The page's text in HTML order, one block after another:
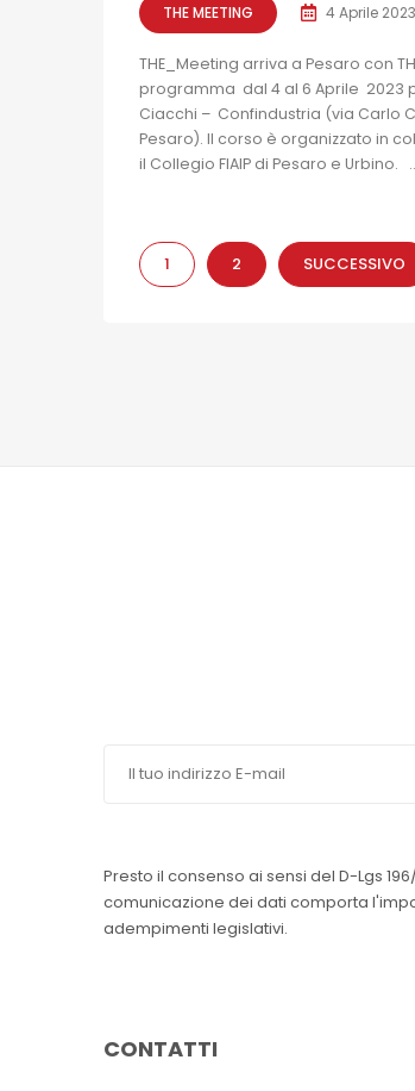
THE MEETING 4 Aprile 2023
THE_Meeting arriva a Pesaro con
programma dal 4 al 6 Aprile 2023
Ciacchi – Confindustria (via Carlo
Pesaro). Il corso è organizzato in
il Collegio FIAIP di Pesaro e Urbino.
1 2 SUCCESSIVO
Presto il consenso ai sensi del D-Lgs
comunicazione dei dati comporta
adempimenti legislativi.
CONTATTI